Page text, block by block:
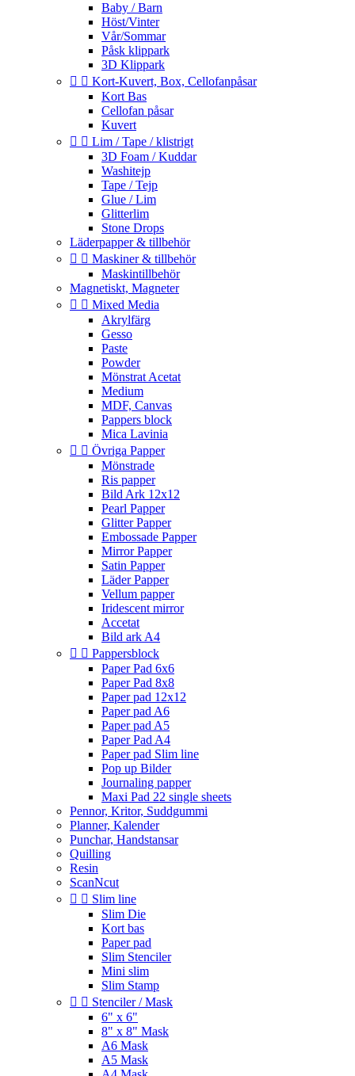
Baby / Barn
Höst/Vinter
Vår/Sommar
Påsk klippark
3D Klippark
  Kort-Kuvert, Box, Cellofanpåsar
Kort Bas
Cellofan påsar
Kuvert
  Lim / Tape / klistrigt
3D Foam / Kuddar
Washitejp
Tape / Tejp
Glue / Lim
Glitterlim
Stone Drops
Läderpapper & tillbehör
  Maskiner & tillbehör
Maskintillbehör
Magnetiskt, Magneter
  Mixed Media
Akrylfärg
Gesso
Paste
Powder
Mönstrat Acetat
Medium
MDF, Canvas
Pappers block
Mica Lavinia
  Övriga Papper
Mönstrade
Ris papper
Bild Ark 12x12
Pearl Papper
Glitter Papper
Embossade Papper
Mirror Papper
Satin Papper
Läder Papper
Vellum papper
Iridescent mirror
Accetat
Bild ark A4
  Pappersblock
Paper Pad 6x6
Paper Pad 8x8
Paper pad 12x12
Paper pad A6
Paper pad A5
Paper Pad A4
Paper pad Slim line
Pop up Bilder
Journaling papper
Maxi Pad 22 single sheets
Pennor, Kritor, Suddgummi
Planner, Kalender
Punchar, Handstansar
Quilling
Resin
ScanNcut
  Slim line
Slim Die
Kort bas
Paper pad
Slim Stenciler
Mini slim
Slim Stamp
  Stenciler / Mask
6" x 6"
8" x 8" Mask
A6 Mask
A5 Mask